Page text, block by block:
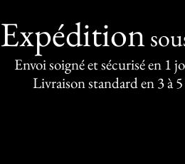
Expédition
Envoi soigné et sécurisé en 1
Livraison standard en 3 à